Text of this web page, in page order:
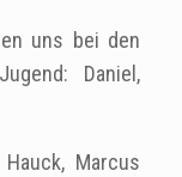
uns bei den
Daniel,
Marcus